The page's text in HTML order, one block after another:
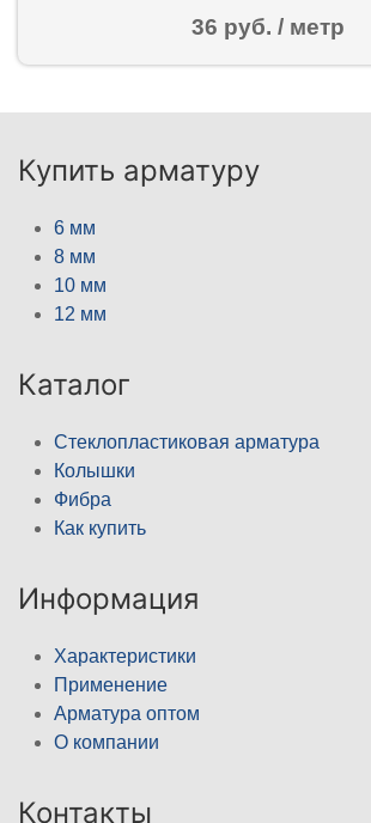
36 руб. / метр
Купить арматуру
6 мм
8 мм
10 мм
12 мм
Каталог
Стеклопластиковая арматура
Колышки
Фибра
Как купить
Информация
Характеристики
Применение
Арматура оптом
О компании
Контакты